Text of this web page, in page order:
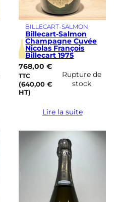
BILLECART-SALMON
Billecart-Salmon
Champagne Cuvée
Nicolas François
Billecart 1975
768,00€
TTC
(640,00€
HT)
Rupture de
stock
Lire la suite